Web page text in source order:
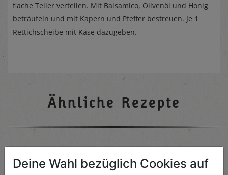
flache Teller verteilen. Mit Balsamico, Olivenöl und Honig
beträufeln und mit Kapern und Pfeffer bestreuen. Je 1
Rettichscheibe mit Käse dazugeben.
Ähnliche Rezepte
Deine Wahl bezüglich Cookies auf